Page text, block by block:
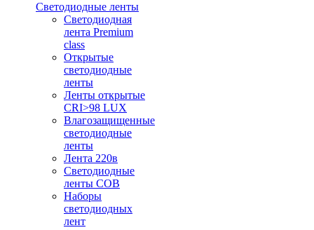
Светодиодные ленты
Светодиодная
лента Premium
class
Открытые
светодиодные
ленты
Ленты открытые
CRI>98 LUX
Влагозащищенные
светодиодные
ленты
Лента 220в
Светодиодные
ленты COB
Наборы
светодиодных
лент